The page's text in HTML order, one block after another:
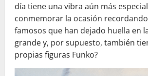
día tiene una vibra aún más
conmemorar la ocasión
famosos que han dejado huella en
grande y, por supuesto, también
propias figuras Funko?